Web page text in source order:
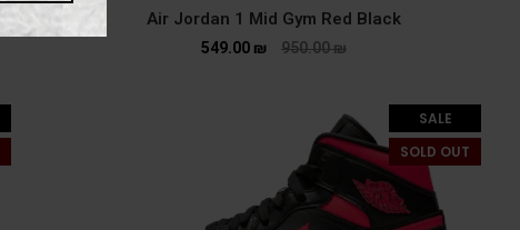
Air Jordan 1 Mid Gym Red Black
950.00₪
549.00 ₪
SALE
SOLD OUT